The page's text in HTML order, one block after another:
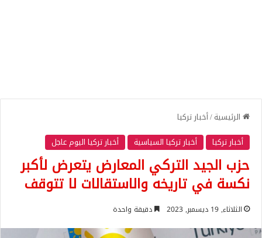
الرئيسية/أخبار تركيا
أخبار تركيا
أخبار تركيا السياسية أخبار تركيا اليوم عاجل
حزب الجيد التركي المعارض يتعرض لأكبر
نكسة في تاريخه والاستقالات لا تتوقف
الثلاثاء, 19 ديسمبر, 2023 دقيقة واحدة